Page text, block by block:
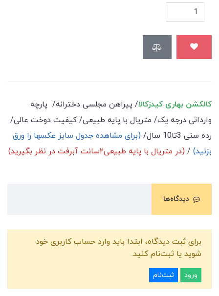
کالکشن بهاری کیدزکالا/ پیراهن مجلسی دخترانه/ پارچه
وارداتی درجه یک/ متریال با پایه طبیعی/ کیفیت دوخت عالی/
رده سنی 3تا10 سال/
(برای مشاهده جدول سایز عکسها را ورق
بزنید) / (در متریال با پایه طبیعی۲سانت آبرفت در نظر بگیرید)
دیدگاه‌ها
برای ثبت دیدگاه، ابتدا باید وارد حساب کاربری خود
شوید یا ثبت‌نام کنید.
ورود ثبت‌نام